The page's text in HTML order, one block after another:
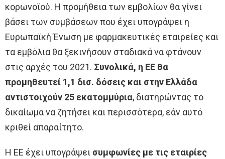
κορωνοϊού. Η προμήθεια των εμβολίων θα γίνει
βάσει των συμβάσεων που έχει υπογράψει η
Ευρωπαϊκή Ένωση με φαρμακευτικές εταιρείες και
τα εμβόλια θα ξεκινήσουν σταδιακά να φτάνουν
στις αρχές του 2021. Συνολικά, η ΕΕ θα
προμηθευτεί 1,1 δισ. δόσεις και στην Ελλάδα
αντιστοιχούν 25 εκατομμύρια, διατηρώντας το
δικαίωμα να ζητήσει και περισσότερα, εάν αυτό
κριθεί απαραίτητο.
Η ΕΕ έχει υπογράψει συμφωνίες με τις εταιρίες